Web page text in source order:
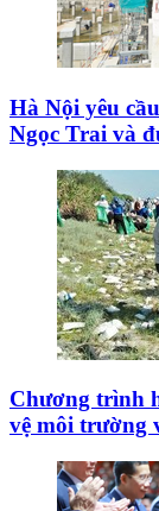
Hà Nội yêu
Ngọc Trai và
Chương trình
vệ môi trường